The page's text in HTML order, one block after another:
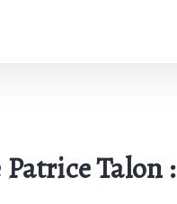
Talon :